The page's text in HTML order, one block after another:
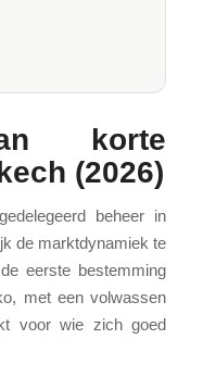
korte
(2026)
beheer in
de marktdynamiek te
eerste bestemming
met een volwassen
voor wie zich goed